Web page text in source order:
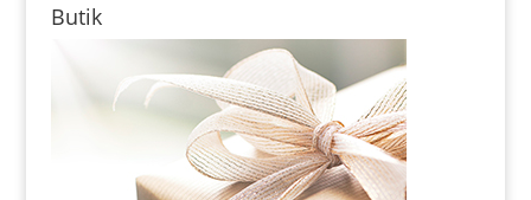
Butik